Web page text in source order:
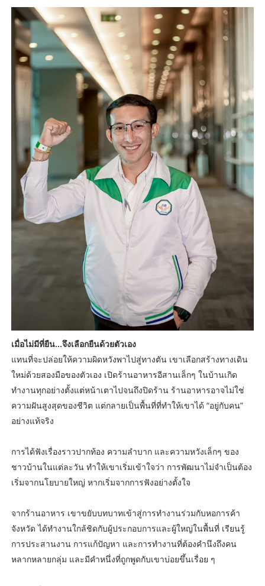
เมื่อไม่มีที่ยืน…จึงเลือกยืนด้วยตัวเอง
แทนที่จะปล่อยให้ความผิดหวังพาไปสู่ทางตัน เขาเลือกสร้างทางเดิน
ใหม่ด้วยสองมือของตัวเอง เปิดร้านอาหารอีสานเล็กๆ ในบ้านเกิด
ทำงานทุกอย่างตั้งแต่หน้าเตาไปจนถึงปิดร้าน ร้านอาหารอาจไม่ใช่
ความฝันสูงสุดของชีวิต แต่กลายเป็นพื้นที่ที่ทำให้เขาได้ “อยู่กับคน”
อย่างแท้จริง
การได้ฟังเรื่องราวปากท้อง ความลำบาก และความหวังเล็กๆ ของ
ชาวบ้านในแต่ละวัน ทำให้เขาเริ่มเข้าใจว่า การพัฒนาไม่จำเป็นต้อง
เริ่มจากนโยบายใหญ่ หากเริ่มจากการฟังอย่างตั้งใจ
จากร้านอาหาร เขาขยับบทบาทเข้าสู่การทำงานร่วมกับหอการค้า
จังหวัด ได้ทำงานใกล้ชิดกับผู้ประกอบการและผู้ใหญ่ในพื้นที่ เรียนรู้
การประสานงาน การแก้ปัญหา และการทำงานที่ต้องคำนึงถึงคน
หลากหลายกลุ่ม และมีคำหนึ่งที่ถูกพูดกับเขาบ่อยขึ้นเรื่อย ๆ